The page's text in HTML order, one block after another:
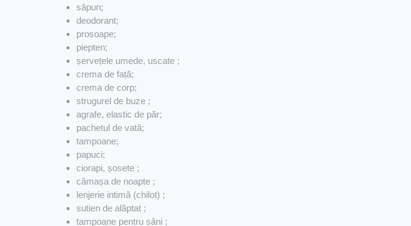
săpun;
deodorant;
prosoape;
piepten;
șervețele umede, uscate ;
crema de față;
crema de corp;
strugurel de buze ;
agrafe, elastic de păr;
pachetul de vată;
tampoane;
papuci;
ciorapi, șosete ;
cămașa de noapte ;
lenjerie intimă (chilot) ;
sutien de alăptat ;
tampoane pentru sâni ;